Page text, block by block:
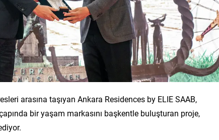
arasına taşıyan Ankara Residences by ELIE SAAB,
bir yaşam markasını başkentle buluşturan proje,